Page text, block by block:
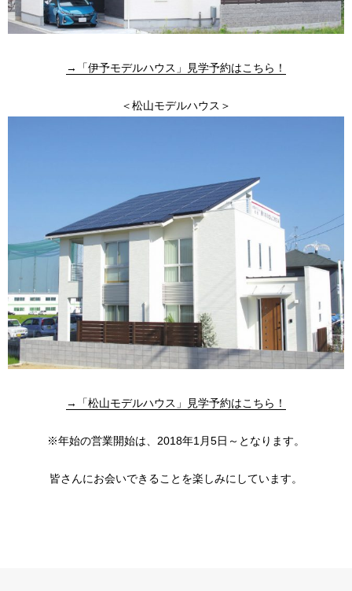
→「伊予モデルハウス」見学予約はこちら！
＜松山モデルハウス＞
→「松山モデルハウス」見学予約はこちら！
※年始の営業開始は、2018年1月5日～となります。
皆さんにお会いできることを楽しみにしています。